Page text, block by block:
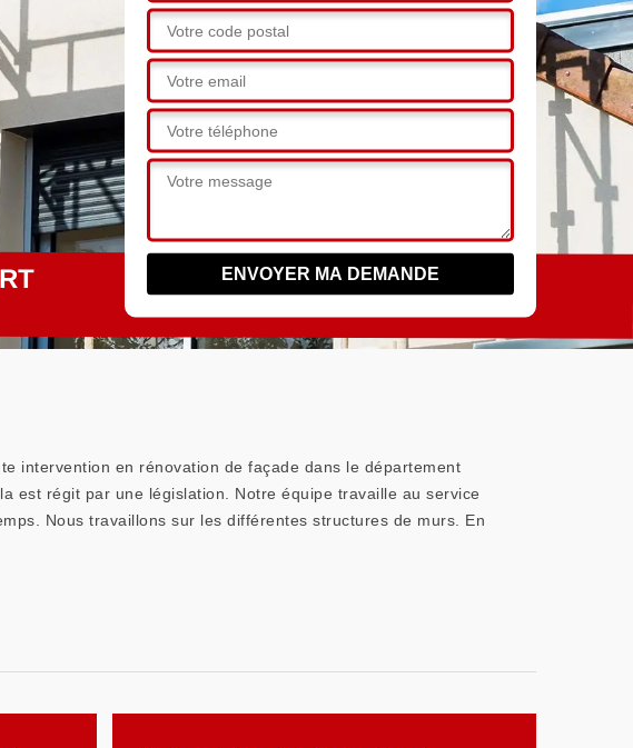
intervention en rénovation de façade dans le département
est régit par une législation. Notre équipe travaille au service
Nous travaillons sur les différentes structures de murs. En